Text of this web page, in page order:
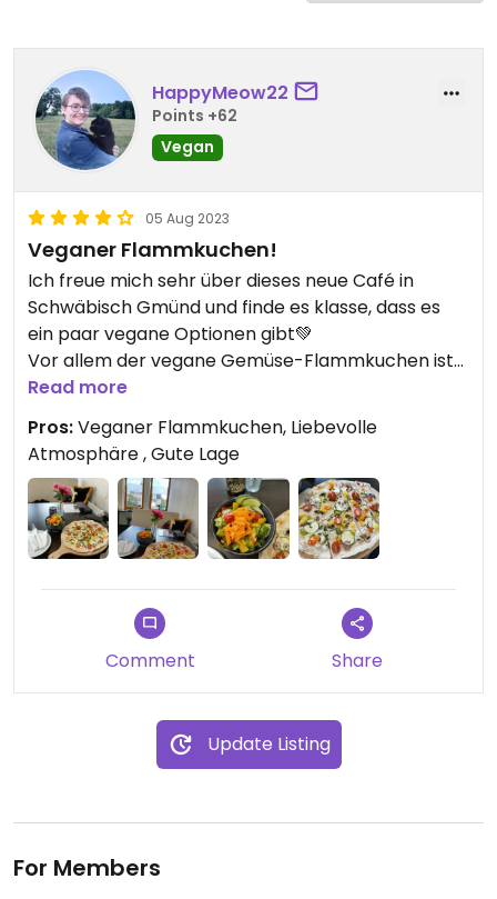
HappyMeow22
Points +62
Vegan
05 Aug 2023
Veganer Flammkuchen!
Ich freue mich sehr über dieses neue Café in
Schwäbisch Gmünd und finde es klasse, dass es
ein paar vegane Optionen gibt💚
Vor allem der vegane Gemüse-Flammkuchen ist
finde ich ein Highlight und soweit ich weiß
einzigartig in der Umgebung. Auch der Kaffee hat
mir sehr gut geschmeckt. Es gibt sogar ein
veganes Frühstücksangebot, das ich allerdings
noch nicht probiert habe.
Das Team ist freundlich und die Atmosphäre sehr
kann man zudem wunderbar auf die Stadt blicken.
Generell ist das Café auch sehr zentral und gut
sind Hunde erlaubt🐾
Read more
Pros:Veganer Flammkuchen, Liebevolle
Atmosphäre , Gute Lage
Comment Share
Update Listing
For Members